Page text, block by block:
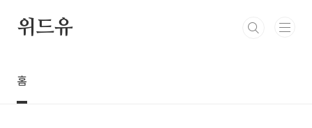
위드유
홈